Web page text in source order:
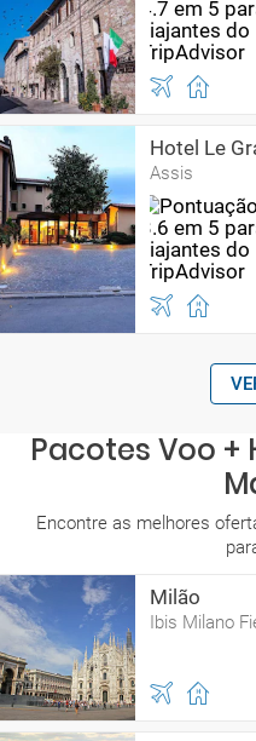
Hotel Le
Assis
Pacotes Voo +
Encontre as melhores
Milão
Ibis Milano